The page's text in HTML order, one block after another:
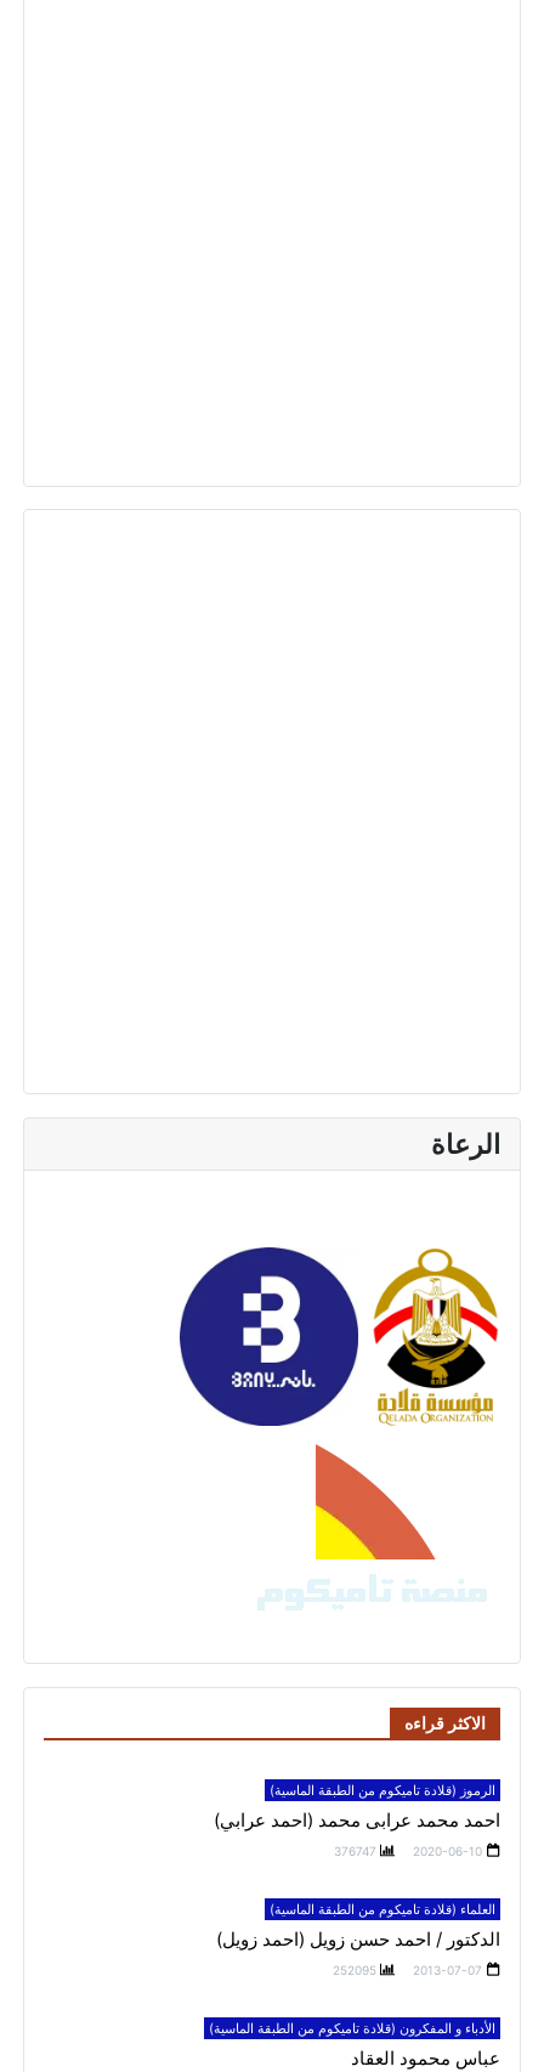
الرعاة
الاكثر قراءه
الرموز (قلادة تاميكوم من الطبقة الماسية)
احمد محمد عرابى محمد (احمد عرابي)
2020-06-10
376747
العلماء (قلادة تاميكوم من الطبقة الماسية)
الدكتور / احمد حسن زويل (احمد زويل)
2013-07-07
252095
الأدباء و المفكرون (قلادة تاميكوم من الطبقة الماسية)
عباس محمود العقاد